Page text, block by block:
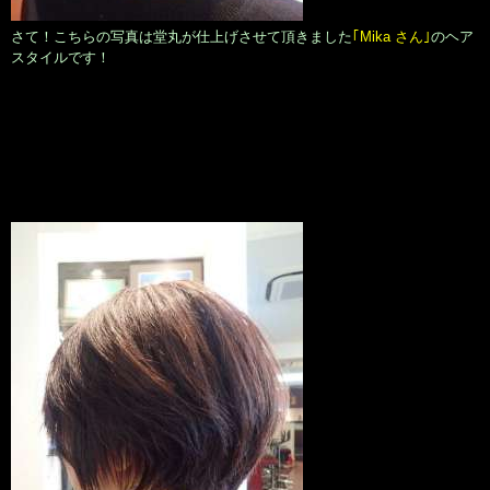
さて！こちらの写真は堂丸が仕上げさせて頂きました｢Mika さん｣のヘア
スタイルです！